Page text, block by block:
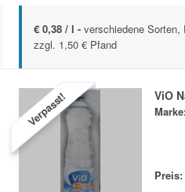
€ 0,38 / l - verschiedene Sorten,
zzgl. 1,50 € Pfand
Verpasst! ViO
Preis: